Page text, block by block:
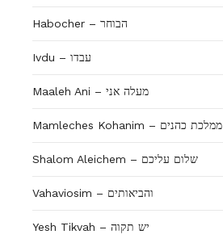
Habocher – הבוחר
Ivdu – עבדו
Maaleh Ani – מעלה אני
Mamleches Kohanim – ממלכת כהנים
Shalom Aleichem – שלום עליכם
Vahaviosim – והביאותים
Yesh Tikvah – יש תקוה